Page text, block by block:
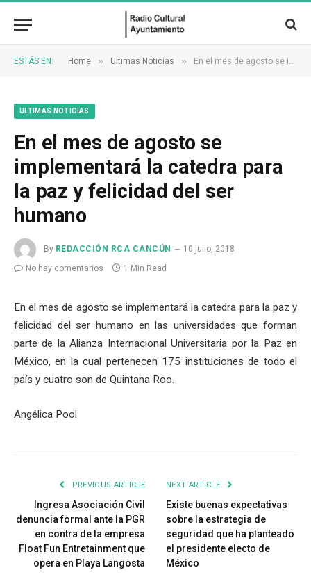
ESTÁS EN: Home » Ultimas Noticias » En el mes de agosto se implementará la catedra para la paz y felicidad del ser humano
ULTIMAS NOTICIAS
En el mes de agosto se
implementará la catedra para
la paz y felicidad del ser
humano
By REDACCIÓN RCA CANCÚN
10 julio, 2018
No hay comentarios
1 Min Read
En el mes de agosto se implementará la catedra para la paz y
felicidad del ser humano en las universidades que forman
parte de la Alianza Internacional Universitaria por la Paz en
México, en la cual pertenecen 175 instituciones de todo el
país y cuatro son de Quintana Roo.
Angélica Pool
PREVIOUS ARTICLE
Ingresa Asociación Civil
denuncia formal ante la PGR
en contra de la empresa
Float Fun Entretainment que
opera en Playa Langosta
NEXT ARTICLE
Existe buenas expectativas
sobre la estrategia de
seguridad que ha planteado
el presidente electo de
México